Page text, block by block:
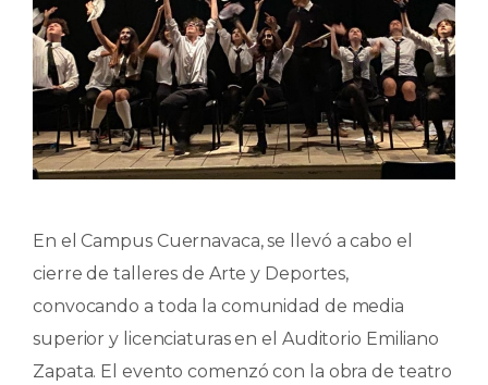
En el Campus Cuernavaca, se llevó a cabo el
cierre de talleres de Arte y Deportes,
convocando a toda la comunidad de media
superior y licenciaturas en el Auditorio Emiliano
Zapata. El evento comenzó con la obra de teatro